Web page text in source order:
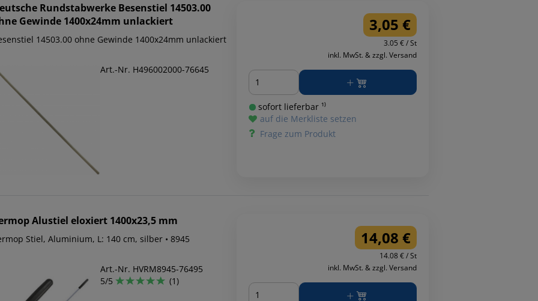
Rundstabwerke Besenstiel 14503.00
Gewinde 1400x24mm unlackiert
14503.00 ohne Gewinde 1400x24mm unlackiert
Art.-Nr. H496002000-76645
3,05 €
3.05 € / St
inkl. MwSt. & zzgl. Versand
Menge
sofort lieferbar ¹⁾
auf die Merkliste setzen
Frage zum Produkt
Alustiel eloxiert 1400x23,5 mm
Stiel, Aluminium, L: 140 cm, silber • 8945
Art.-Nr. HVRM8945-76495
5/5
(1)
14,08 €
14.08 € / St
inkl. MwSt. & zzgl. Versand
Menge